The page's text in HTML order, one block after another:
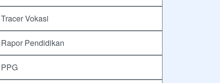
Tracer Vokasi
Rapor Pendidikan
PPG